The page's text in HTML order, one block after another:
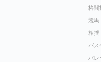
格闘
競馬
相撲
バス
バレ